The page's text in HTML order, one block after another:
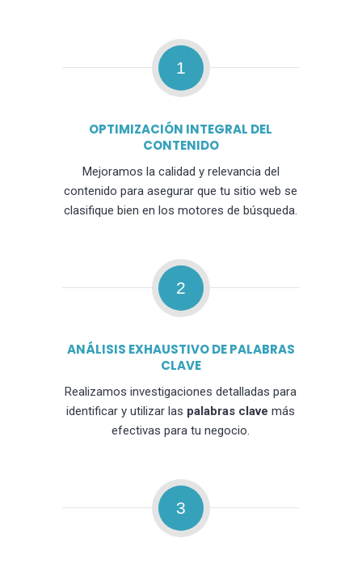
1
OPTIMIZACIÓN INTEGRAL DEL
CONTENIDO
Mejoramos la calidad y relevancia del
contenido para asegurar que tu sitio web se
clasifique bien en los motores de búsqueda.
2
ANÁLISIS EXHAUSTIVO DE PALABRAS
CLAVE
Realizamos investigaciones detalladas para
identificar y utilizar las palabras clave más
efectivas para tu negocio.
3